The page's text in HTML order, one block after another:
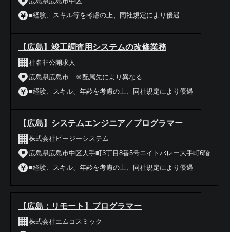
■経験、スキル等を考慮の上、同社規定により優遇
【広島】竣工調査用システムの改修業務
社名非公開求人
広島県広島市 ※配属先により異なる
■経験、スキル、年齢を考慮の上、同社規定により優遇
【広島】システムエンジニア／プログラマー
株式会社ピージーシステム
広島県広島市中区大手町3丁目8番5号エイトバレー大手町6階
■経験、スキル、年齢を考慮の上、同社規定により優遇
【広島：リモート】プログラマー
株式会社エムコスミック